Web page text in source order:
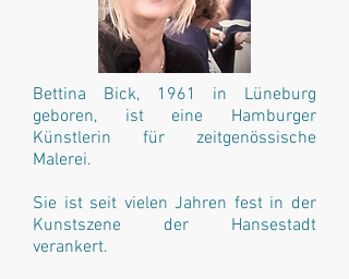
Bettina Bick, 1961 in Lüneburg
geboren, ist eine Hamburger
Künstlerin für zeitgenössische
Malerei.
Sie ist seit vielen Jahren fest in der
Kunstszene der Hansestadt
verankert.